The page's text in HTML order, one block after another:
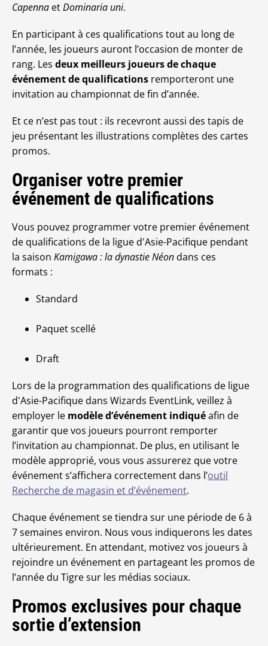
Capenna etDominaria uni.
En participant à ces qualifications tout au long de
l’année, les joueurs auront l’occasion de monter de
rang. Les deux meilleurs joueurs de chaque
événement de qualifications remporteront une
invitation au championnat de fin d’année.
Et ce n’est pas tout : ils recevront aussi des tapis de
jeu présentant les illustrations complètes des cartes
promos.
Organiser votre premier
événement de qualifications
Vous pouvez programmer votre premier événement
de qualifications de la ligue d'Asie-Pacifique pendant
la saison Kamigawa : la dynastie Néon dans ces
formats :
Standard
Paquet scellé
Draft
Lors de la programmation des qualifications de ligue
d'Asie-Pacifique dans Wizards EventLink, veillez à
employer le modèle d’événement indiquéafin de
garantir que vos joueurs pourront remporter
l’invitation au championnat. De plus, en utilisant le
modèle approprié, vous vous assurerez que votre
événement s’affichera correctement dans l’outil
Recherche de magasin et d’événement.
Chaque événement se tiendra sur une période de 6 à
7 semaines environ. Nous vous indiquerons les dates
ultérieurement. En attendant, motivez vos joueurs à
rejoindre un événement en partageant les promos de
l’année du Tigre sur les médias sociaux.
Promos exclusives pour chaque
sortie d’extension